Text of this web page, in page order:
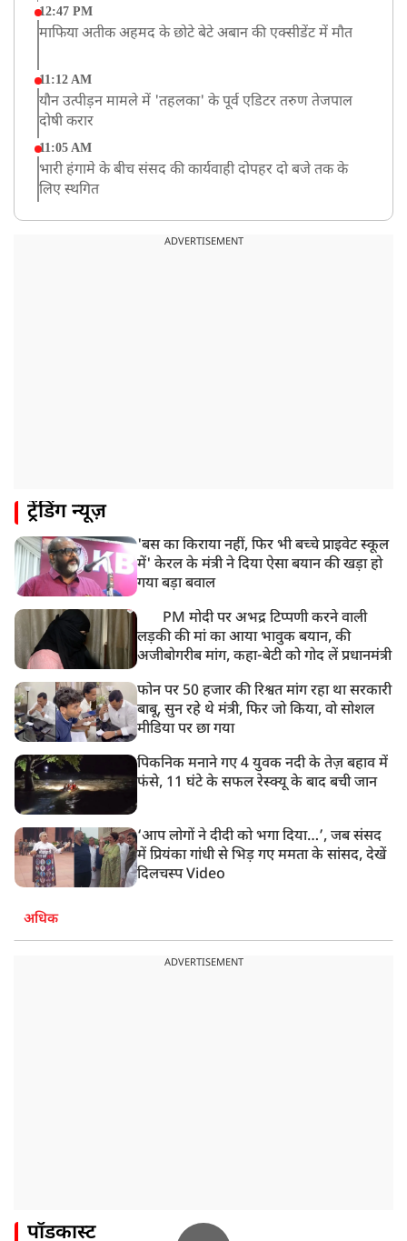
12:47 PM
माफिया अतीक अहमद के छोटे बेटे अबान की एक्सीडेंट में मौत
11:12 AM
यौन उत्पीड़न मामले में 'तहलका' के पूर्व एडिटर तरुण तेजपाल
दोषी करार
11:05 AM
भारी हंगामे के बीच संसद की कार्यवाही दोपहर दो बजे तक के
लिए स्थगित
झारखंड: JPSC परीक्षा धांधली मामले में और पांच लोग गिरफ्तार,
ADVERTISEMENT
ट्रेंडिंग न्यूज़
'बस का किराया नहीं, फिर भी बच्चे प्राइवेट स्कूल
में' केरल के मंत्री ने दिया ऐसा बयान की खड़ा हो
गया बड़ा बवाल
PM मोदी पर अभद्र टिप्पणी करने वाली
लड़की की मां का आया भावुक बयान, की
अजीबोगरीब मांग, कहा-बेटी को गोद लें प्रधानमंत्री
फोन पर 50 हजार की रिश्वत मांग रहा था सरकारी
बाबू, सुन रहे थे मंत्री, फिर जो किया, वो सोशल
मीडिया पर छा गया
पिकनिक मनाने गए 4 युवक नदी के तेज़ बहाव में
फंसे, 11 घंटे के सफल रेस्क्यू के बाद बची जान
‘आप लोगों ने दीदी को भगा दिया…’, जब संसद
में प्रियंका गांधी से भिड़ गए ममता के सांसद, देखें
दिलचस्प Video
अधिक
ADVERTISEMENT
पॉडकास्ट